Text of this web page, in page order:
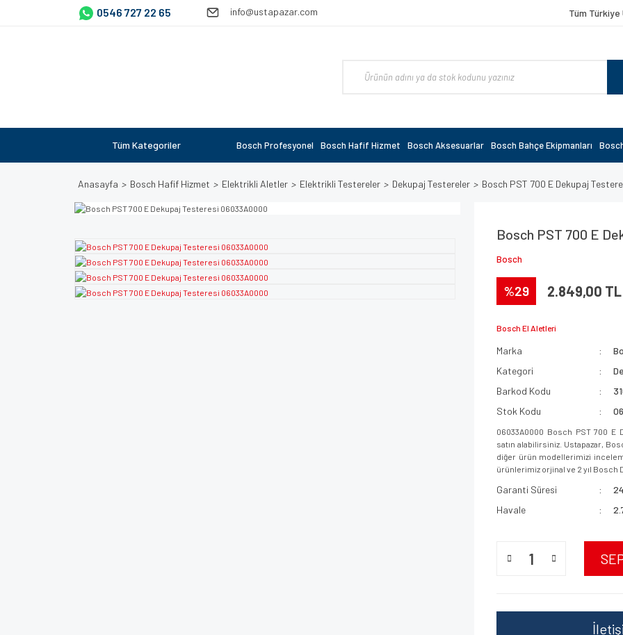
0546 727 22 65 info@ustapazar.com Tüm
Tüm Kategoriler Bosch Profesyonel Bosch Hafif Hizmet Bosch Aksesuarlar Bosch Bahçe Ekipmanları
Anasayfa Bosch Hafif Hizmet Elektrikli Aletler Elektrikli Testereler Dekupaj Testereler Bosch PST 700 E Dekupaj
Bosch PST 700 E
Bosch
%29 2.849,00 TL
Bosch El Aletleri
Marka
Kategori
Barkod Kodu
Stok Kodu
06033A0000 Bosch PST 700 E
satın alabilirsiniz. Ustapazar,
diğer ürün modellerimizi
ürünlerimiz orjinal ve 2 yıl
Garanti Süresi
Havale